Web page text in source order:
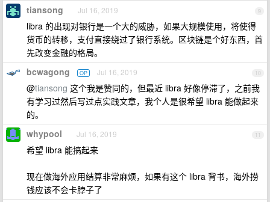
9
tiansong Jul 16, 2019
libra 的出现对银行是一个大的威胁，如果大规模使用，将使得
货币的转移，支付直接绕过了银行系统。区块链是个好东西，首
先改变金融的格局。
10
bcwagong OP Jul 16, 2019
@tiansong 这个我是赞同的，但最近 libra 好像停滞了，之前我
有学习过然后写过点实践文章，我个人是很希望 libra 能做起来
的。
11
whypool Jul 16, 2019
希望 libra 能搞起来
现在做海外应用结算非常麻烦，如果有这个 libra 背书，海外捞
钱应该不会卡脖子了